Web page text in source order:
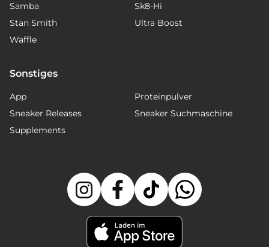
Samba
Sk8-Hi
Stan Smith
Ultra Boost
Waffle
Sonstiges
App
Proteinpulver
Sneaker Releases
Sneaker Suchmaschine
Supplements